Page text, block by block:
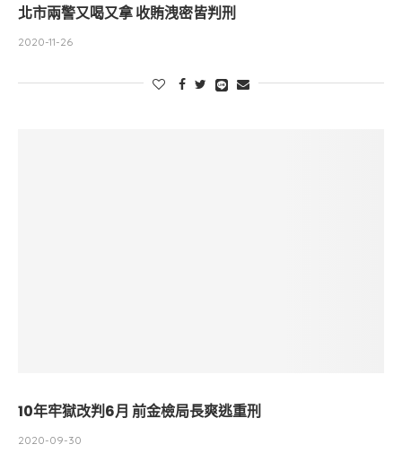
北市兩警又喝又拿 收賄洩密皆判刑
2020-11-26
10年牢獄改判6月 前金檢局長爽逃重刑
2020-09-30